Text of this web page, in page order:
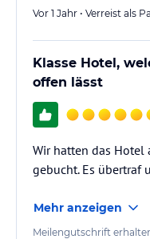
Vor 1 Jahr • Verreist als
Klasse Hotel,
offen lässt
Wir hatten das Hotel
gebucht. Es übertraf
Mehr anzeigen
Meilengutschrift